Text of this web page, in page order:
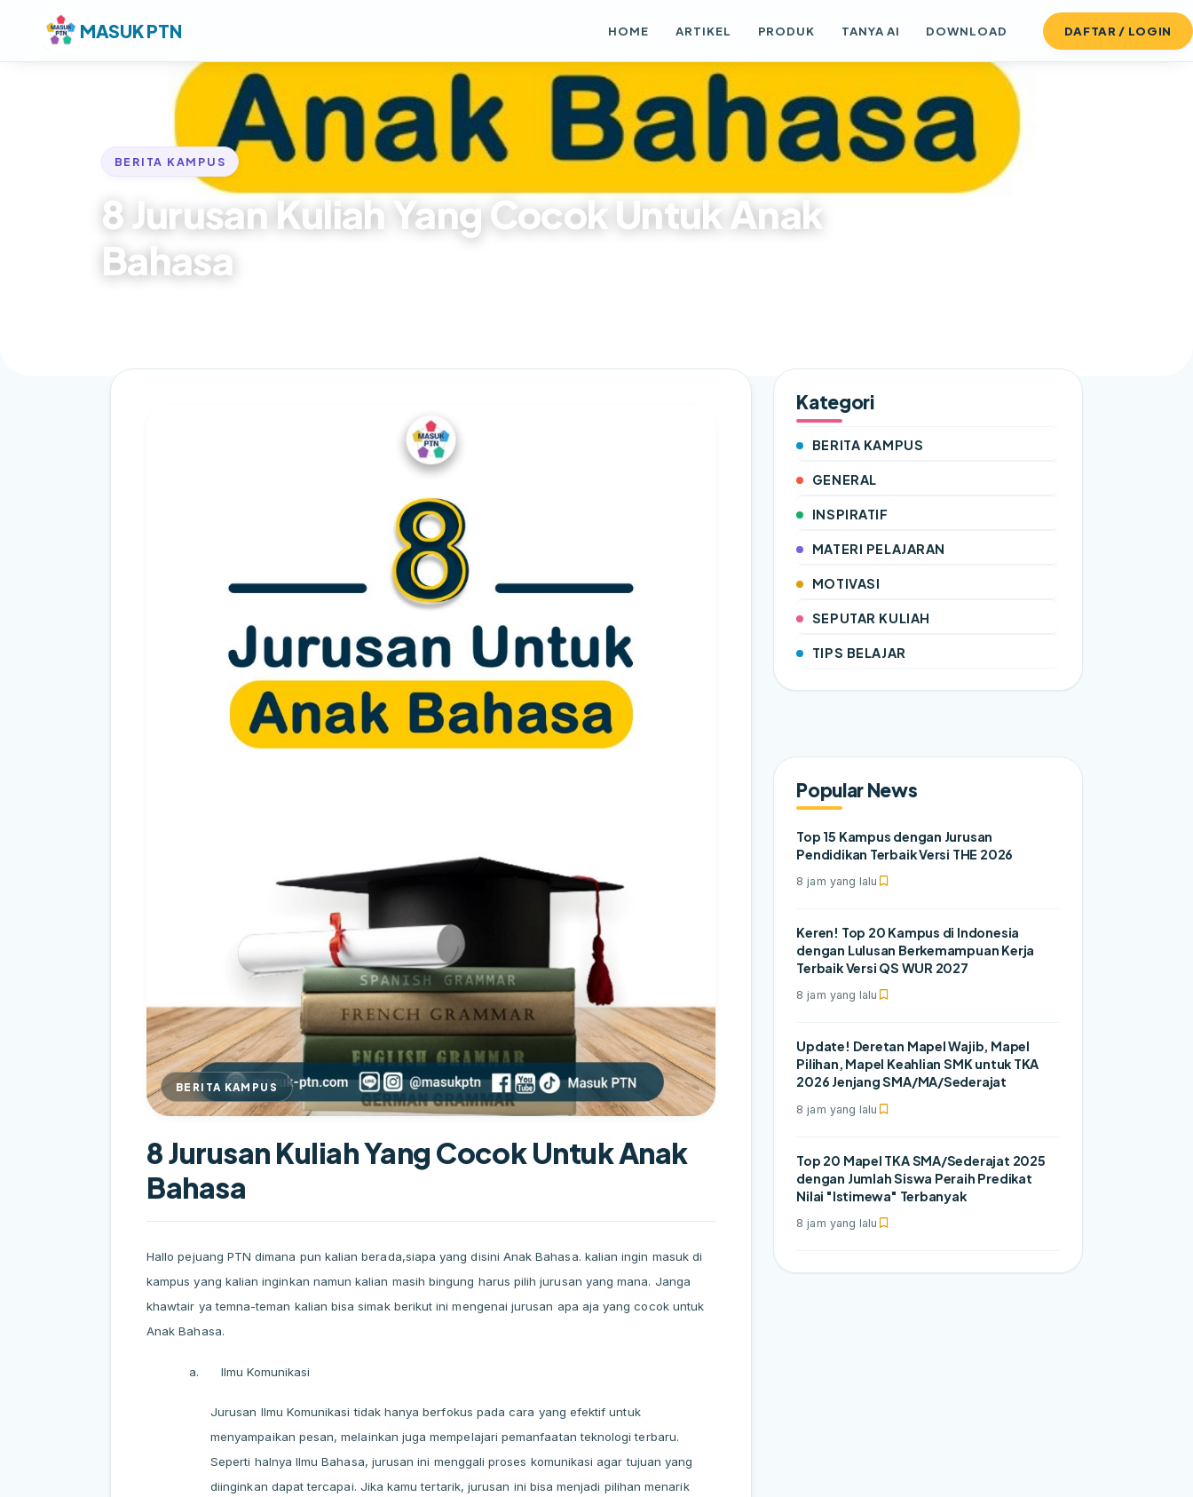
MASUK PTN HOME ARTIKEL PRODUK TANYA AI DOWNLOAD DAFTAR / LOGIN
BERITA KAMPUS
8 Jurusan Kuliah Yang Cocok Untuk Anak
Bahasa
BERITA KAMPUS
8 Jurusan Kuliah Yang Cocok Untuk Anak
Bahasa
Hallo pejuang PTN dimana pun kalian berada,siapa yang disini Anak Bahasa. kalian ingin masuk di
kampus yang kalian inginkan namun kalian masih bingung harus pilih jurusan yang mana. Janga
khawtair ya temna-teman kalian bisa simak berikut ini mengenai jurusan apa aja yang cocok untuk
Anak Bahasa.
a. Ilmu Komunikasi
Jurusan Ilmu Komunikasi tidak hanya berfokus pada cara yang efektif untuk
menyampaikan pesan, melainkan juga mempelajari pemanfaatan teknologi terbaru.
Seperti halnya Ilmu Bahasa, jurusan ini menggali proses komunikasi agar tujuan yang
diinginkan dapat tercapai. Jika kamu tertarik, jurusan ini bisa menjadi pilihan menarik
Kategori
BERITA KAMPUS
GENERAL
INSPIRATIF
MATERI PELAJARAN
MOTIVASI
SEPUTAR KULIAH
TIPS BELAJAR
Popular News
Top 15 Kampus dengan Jurusan
Pendidikan Terbaik Versi THE 2026
8 jam yang lalu
Keren! Top 20 Kampus di Indonesia
dengan Lulusan Berkemampuan Kerja
Terbaik Versi QS WUR 2027
8 jam yang lalu
Update! Deretan Mapel Wajib, Mapel
Pilihan, Mapel Keahlian SMK untuk TKA
2026 Jenjang SMA/MA/Sederajat
8 jam yang lalu
Top 20 Mapel TKA SMA/Sederajat 2025
dengan Jumlah Siswa Peraih Predikat
Nilai "Istimewa" Terbanyak
8 jam yang lalu